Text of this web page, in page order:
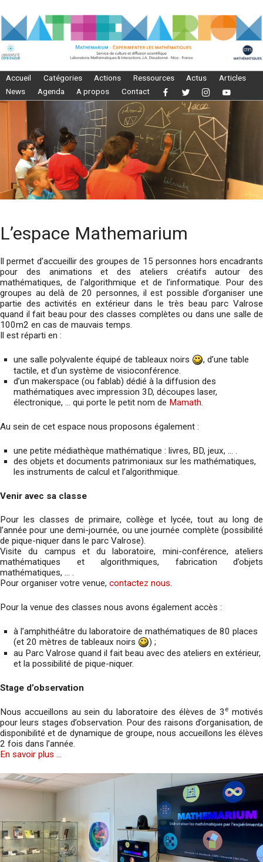
Accueil Catégories Actions Ressources Actus
Articles
News
Agenda A propos Contact
L’espace Mathemarium
Il permet d’accueillir des groupes de 15 personnes hors encadrants
pour des animations et des ateliers créatifs autour des
mathématiques, de l’algorithmique et de l’informatique. Pour des
groupes au delà de 20 personnes, il est possible d’organiser une
partie des activités en extérieur dans le très beau parc Valrose
quand il fait beau pour des classes complètes ou dans une salle de
100m2 en cas de mauvais temps.
Il est réparti en :
une salle polyvalente équipé de tableaux noirs
, d’une table
tactile, et d’un système de visioconférence.
d’un makerspace (ou fablab) dédié à la diffusion des
mathématiques avec impression 3D, découpes laser,
électronique, … qui porte le petit nom de Mamath.
Au sein de cet espace nous proposons également :
une petite médiathèque mathématique : livres, BD, jeux, … .
des objets et documents patrimoniaux sur les mathématiques,
les instruments de calcul et l’algorithmique.
Venir avec sa classe
Pour les classes de primaire, collège et lycée, tout au long de
l’année pour une demi-journée, ou une journée complète (possibilité
de pique-niquer dans le parc Valrose).
Visite du campus et du laboratoire, mini-conférence, ateliers
mathématiques et algorithmiques, fabrication d’objets
mathématiques, … .
Pour organiser votre venue, contactez nous.
Pour la venue des classes nous avons également accès :
à l’amphithéâtre du laboratoire de mathématiques de 80 places
(et 20 mètres de tableaux noirs
) ;
au Parc Valrose quand il fait beau avec des ateliers en extérieur,
et la possibilité de pique-niquer.
Stage d’observation
Nous accueillons au sein du laboratoire des élèves de 3 e motivés
pour leurs stages d’observation. Pour des raisons d’organisation, de
disponibilité et de dynamique de groupe, nous accueillons les élèves
2 fois dans l’année.
En savoir plus …